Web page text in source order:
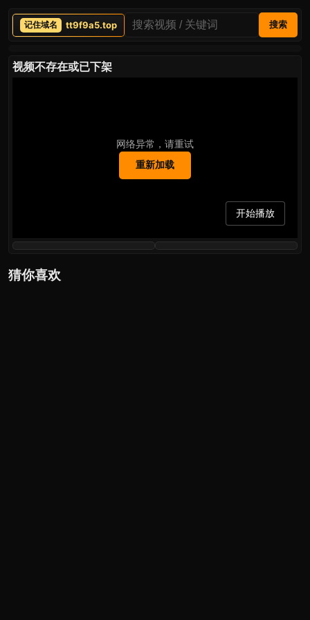
tt9f9a5.top 搜索
视频不存在或已下架
网络异常，请重试
重新加载
开始播放
猜你喜欢